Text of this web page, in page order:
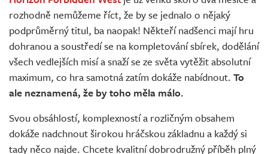
Živě
rozhodně nemůžeme říct, že by se jednalo o nějaký
podprůměrný titul, ba naopak! Někteří nadšenci mají hru
dohranou a soustředí se na kompletování sbírek, dodělání
všech vedlejších misí a snaží se ze světa vytěžit absolutní
maximum, co hra samotná zatím dokáže nabídnout. To
ale neznamená, že by toho měla málo.
Svou obsáhlostí, komplexností a rozličným obsahem
dokáže nadchnout širokou hráčskou základnu a každý si
tady něco najde. Chcete kvalitní dobrodružný příběh plný